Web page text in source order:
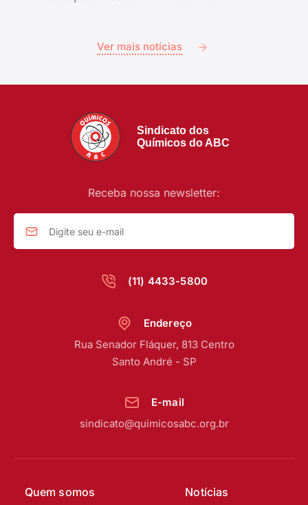
Ver mais notícias
Sindicato dos
Químicos do ABC
(11) 4433-5800
Receba nossa newsletter:
Quem somos Notícias
Endereço
Rua Senador Fláquer, 813 Centro
Santo André - SP
E-mail
sindicato@quimicosabc.org.br